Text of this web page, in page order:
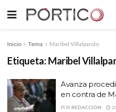
Inicio Tema Maribel Villalpando
Etiqueta: Maribel
Avanza
en contra de
POR REDACCIÓN